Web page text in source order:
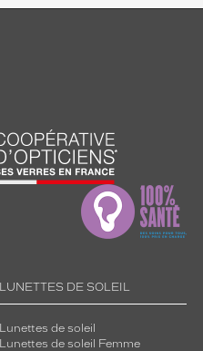
LUNETTES DE SOLEIL
Lunettes de soleil
Lunettes de soleil Femme